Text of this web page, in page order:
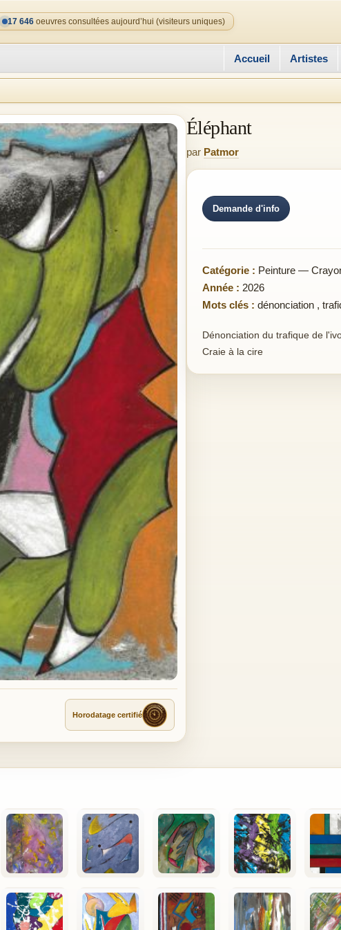
17 646 oeuvres consultées aujourd’hui (visiteurs uniques)
Accueil Artistes
Horodatage certifié
Éléphant
par Patmor
Demande d'info
Catégorie : Peinture —
Année : 2026
Mots clés : dénonciation ,
Dénonciation du trafique de
Craie à la cire